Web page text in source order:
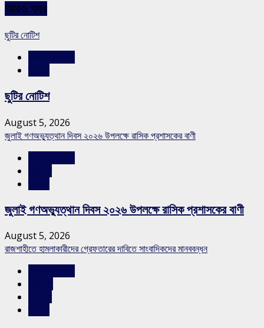
আরও খবর
ছুটির নোটিশ
ছুটির নোটিশ
August 5, 2026
জুলাই গণঅভ্যুত্থান দিবস ২০২৬ উপলক্ষে রাসিক প্রশাসকের বাণী
জুলাই গণঅভ্যুত্থান দিবস ২০২৬ উপলক্ষে রাসিক প্রশাসকের বাণী
August 5, 2026
রাজশাহীতে হামলাকারীদের গ্রেফতারের দাবিতে সাংবাদিকদের মানববন্ধন